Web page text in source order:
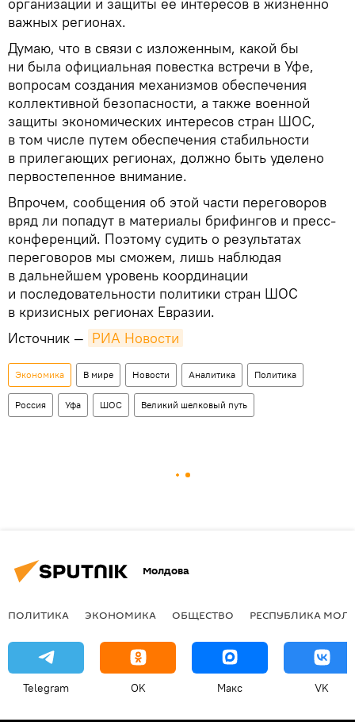
важных регионах.
Думаю, что в связи с изложенным, какой бы
ни была официальная повестка встречи в Уфе,
вопросам создания механизмов обеспечения
коллективной безопасности, а также военной
защиты экономических интересов стран ШОС,
в том числе путем обеспечения стабильности
в прилегающих регионах, должно быть уделено
первостепенное внимание.
Впрочем, сообщения об этой части переговоров
вряд ли попадут в материалы брифингов и пресс-
конференций. Поэтому судить о результатах
переговоров мы сможем, лишь наблюдая
в дальнейшем уровень координации
и последовательности политики стран ШОС
в кризисных регионах Евразии.
Источник — РИА Новости
Экономика В мире Новости Аналитика Политика
Россия Уфа ШОС Великий шелковый путь
Молдова
ПОЛИТИКА ЭКОНОМИКА ОБЩЕСТВО РЕСПУБЛИКА
Telegram OK Макс VK